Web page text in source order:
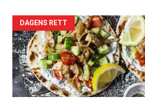
Artikler
detail
-
section
DAGENS RETT